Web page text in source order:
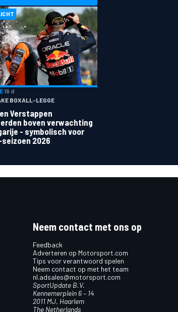
19 d
BOXALL-LEGGE
Verstappen
boven verwachting
- symbolisch voor
seizoen 2026
Neem contact met ons op
Feedback
Adverteren op Motorsport.com
Tips voor verantwoord spelen
Neem contact op met het team
nl.adsales@motorsport.com
SportUpdate B.V.
Kennemerplein 6 – 14
2011 MJ, Haarlem
The Netherlands